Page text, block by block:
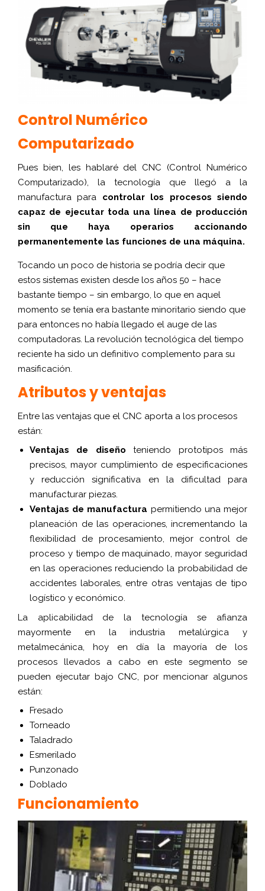
Control Numérico
Computarizado
Pues bien, les hablaré del CNC (Control Numérico
Computarizado), la tecnología que llegó a la
manufactura para
controlar los procesos siendo
capaz de ejecutar toda una línea de producción
sin que haya operarios accionando
permanentemente las funciones de una máquina.
Tocando un poco de historia se podría decir que
estos sistemas existen desde los años 50 – hace
bastante tiempo – sin embargo, lo que en aquel
momento se tenía era bastante minoritario siendo que
para entonces no había llegado el auge de las
computadoras. La revolución tecnológica del tiempo
reciente ha sido un definitivo complemento para su
masificación.
Atributos y ventajas
Entre las ventajas que el CNC aporta a los procesos
están:
Ventajas de diseño teniendo prototipos más
precisos, mayor cumplimiento de especificaciones
y reducción significativa en la dificultad para
manufacturar piezas.
Ventajas de manufactura permitiendo una mejor
planeación de las operaciones, incrementando la
flexibilidad de procesamiento, mejor control de
proceso y tiempo de maquinado, mayor seguridad
en las operaciones reduciendo la probabilidad de
accidentes laborales, entre otras ventajas de tipo
logístico y económico.
La aplicabilidad de la tecnología se afianza
mayormente en la industria metalúrgica y
metalmecánica, hoy en día la mayoría de los
procesos llevados a cabo en este segmento se
pueden ejecutar bajo CNC, por mencionar algunos
están:
Fresado
Torneado
Taladrado
Esmerilado
Punzonado
Doblado
Funcionamiento